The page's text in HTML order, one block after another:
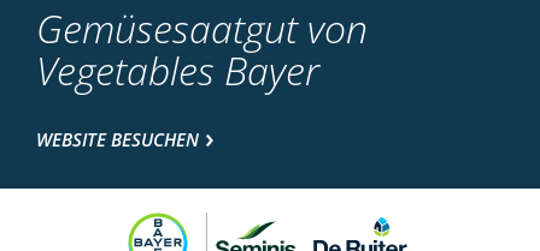
Gemüsesaatgut von
Vegetables Bayer
WEBSITE BESUCHEN